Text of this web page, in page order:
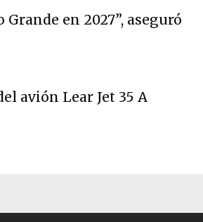
en 2027”, aseguró
avión Lear Jet 35 A